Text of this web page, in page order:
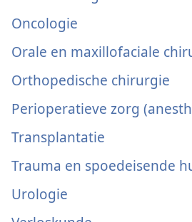
Oncologie
Orale en maxillofaciale
Orthopedische chirurgie
Perioperatieve zorg
Transplantatie
Trauma en spoedeisende
Urologie